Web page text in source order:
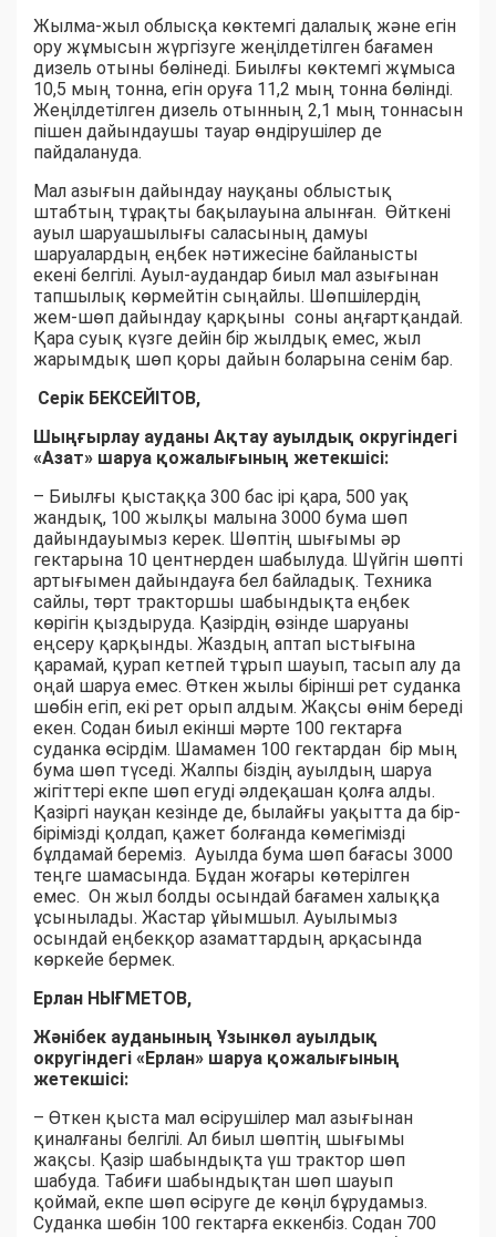
Жылма-жыл облысқа көктемгі далалық және егін
ору жұмысын жүргізуге жеңілдетілген бағамен
дизель отыны бөлінеді. Биылғы көктемгі жұмыса
10,5 мың тонна, егін оруға 11,2 мың тонна бөлінді.
Жеңілдетілген дизель отынның 2,1 мың тоннасын
пішен дайындаушы тауар өндірушілер де
пайдалануда.
Мал азығын дайындау науқаны облыстық
штабтың тұрақты бақылауына алынған. Өйткені
ауыл шаруашылығы саласының дамуы
шаруалардың еңбек нәтижесіне байланысты
екені белгілі. Ауыл-аудандар биыл мал азығынан
тапшылық көрмейтін сыңайлы. Шөпшілердің
жем-шөп дайындау қарқыны соны аңғартқандай.
Қара суық күзге дейін бір жылдық емес, жыл
жарымдық шөп қоры дайын боларына сенім бар.
Серік БЕКСЕЙІТОВ,
Шыңғырлау ауданы Ақтау ауылдық округіндегі
«Азат» шаруа қожалығының жетекшісі:
– Биылғы қыстаққа 300 бас ірі қара, 500 уақ
жандық, 100 жылқы малына 3000 бума шөп
дайындауымыз керек. Шөптің шығымы әр
гектарына 10 центнерден шабылуда. Шүйгін шөпті
артығымен дайындауға бел байладық. Техника
сайлы, төрт тракторшы шабындықта еңбек
көрігін қыздыруда. Қазірдің өзінде шаруаны
еңсеру қарқынды. Жаздың аптап ыстығына
қарамай, қурап кетпей тұрып шауып, тасып алу да
оңай шаруа емес. Өткен жылы бірінші рет суданка
шөбін егіп, екі рет орып алдым. Жақсы өнім береді
екен. Содан биыл екінші мәрте 100 гектарға
суданка өсірдім. Шамамен 100 гектардан бір мың
бума шөп түседі. Жалпы біздің ауылдың шаруа
жігіттері екпе шөп егуді әлдеқашан қолға алды.
Қазіргі науқан кезінде де, былайғы уақытта да бір-
бірімізді қолдап, қажет болғанда көмегімізді
бұлдамай береміз. Ауылда бума шөп бағасы 3000
теңге шамасында. Бұдан жоғары көтерілген
емес. Он жыл болды осындай бағамен халыққа
ұсынылады. Жастар ұйымшыл. Ауылымыз
осындай еңбекқор азаматтардың арқасында
көркейе бермек.
Ерлан НЫҒМЕТОВ,
Жәнібек ауданының Ұзынкөл ауылдық
округіндегі «Ерлан» шаруа қожалығының
жетекшісі:
– Өткен қыста мал өсірушілер мал азығынан
қиналғаны белгілі. Ал биыл шөптің шығымы
жақсы. Қазір шабындықта үш трактор шөп
шабуда. Табиғи шабындықтан шөп шауып
қоймай, екпе шөп өсіруге де көңіл бұрудамыз.
Суданка шөбін 100 гектарға еккенбіз. Содан 700